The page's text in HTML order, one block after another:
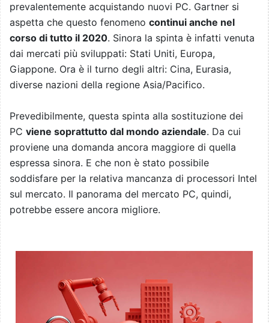
prevalentemente acquistando nuovi PC. Gartner si
aspetta che questo fenomeno continui anche nel
corso di tutto il 2020. Sinora la spinta è infatti venuta
dai mercati più sviluppati: Stati Uniti, Europa,
Giappone. Ora è il turno degli altri: Cina, Eurasia,
diverse nazioni della regione Asia/Pacifico.
Prevedibilmente, questa spinta alla sostituzione dei
PC viene soprattutto dal mondo aziendale. Da cui
proviene una domanda ancora maggiore di quella
espressa sinora. E che non è stato possibile
soddisfare per la relativa mancanza di processori Intel
sul mercato. Il panorama del mercato PC, quindi,
potrebbe essere ancora migliore.